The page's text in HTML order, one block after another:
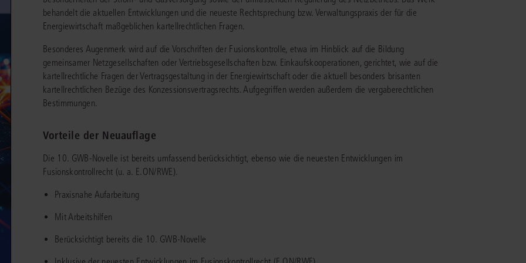
Finden Sie Lösungen und Inhalte, die zu Ihrem Fachgebiet passen.
Arbeitsrecht
Außenwirtschaftsrecht
Bankrecht
Datenschutzrecht
Erbrecht
Handels- und Gesellschaftsrecht
Insolvenzrecht
IT-und Medienrecht
Notare
Öffentliches Dienstrecht
Öffentliches Recht
Strafrecht
Wettbewerbs- und
JURIS BUSINESS
Praxisnah und intuitiv: Schutz vor rechtlichen
Risikenfür Unternehmen, Institutionen
und Steuerberater
mehr erfahren
JURIS AKADEMIE
Qualifiziert und zertifiziert: Online-
Fortbildungenfür Fachanwältein allen
wichtigen Fachgebieten.
4466
für eine erste Produktempfehlung.
Vereine und Verbände
Referendariat
Studium und Hochschule
FAQ
Downloads
Veranstaltungen
juris PraxisReporte
(Mo-Fr 8-18 Uhr).
behandelt die aktuellen Entwicklungen und die neueste Rechtsprechung bzw. Verwaltungspraxis der für die
Energiewirtschaft maßgeblichen kartellrechtlichen Fragen.
Besonderes Augenmerk wird auf die Vorschriften der Fusionskontrolle, etwa im Hinblick auf die Bildung
gemeinsamer Netzgesellschaften oder Vertriebsgesellschaften bzw. Einkaufskooperationen, gerichtet, wie auf die
kartellrechtliche Fragen der Vertragsgestaltung in der Energiewirtschaft oder die aktuell besonders brisanten
kartellrechtlichen Bezüge des Konzessionsvertragsrechts. Aufgegriffen werden außerdem die vergaberechtlichen
Bestimmungen.
Vorteile der Neuauflage
Die 10. GWB-Novelle ist bereits umfassend berücksichtigt, ebenso wie die neuesten Entwicklungen im
Fusionskontrollrecht (u. a. E.ON/RWE).
Praxisnahe Aufarbeitung
Mit Arbeitshilfen
Berücksichtigt bereits die 10. GWB-Novelle